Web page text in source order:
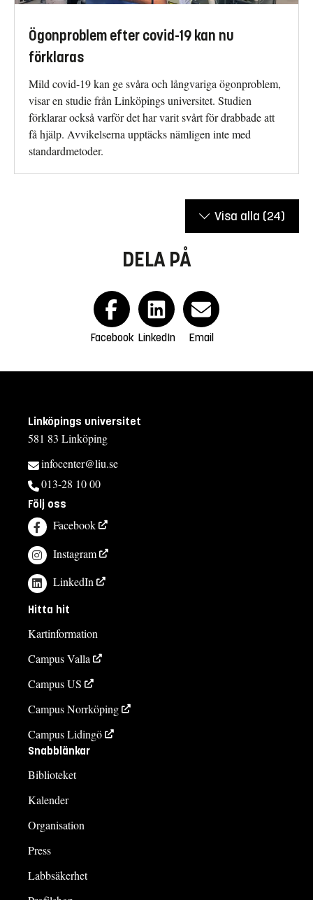
Ögonproblem efter covid-19 kan nu
förklaras
Mild covid-19 kan ge svåra och långvariga ögonproblem,
visar en studie från Linköpings universitet. Studien
förklarar också varför det har varit svårt för drabbade att
få hjälp. Avvikelserna upptäcks nämligen inte med
standardmetoder.
Visa alla (24)
DELA PÅ
Facebook LinkedIn Email
Linköpings universitet
581 83 Linköping
infocenter@liu.se
013-28 10 00
Följ oss
Facebook
Instagram
LinkedIn
Hitta hit
Kartinformation
Campus Valla
Campus US
Campus Norrköping
Campus Lidingö
Snabblänkar
Biblioteket
Kalender
Organisation
Press
Labbsäkerhet